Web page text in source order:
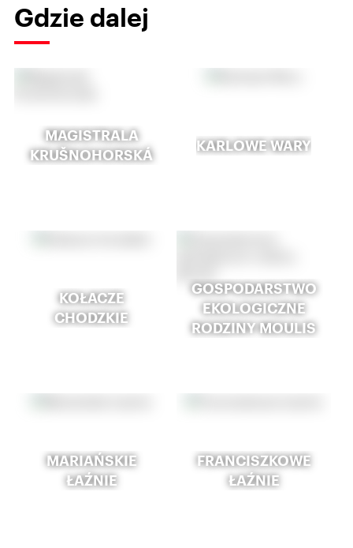
Gdzie dalej
MAGISTRALA
KRUŠNOHORSKÁ
KARLOWE WARY
KOŁACZE
CHODZKIE
GOSPODARSTWO
EKOLOGICZNE
RODZINY MOULIS
MARIAŃSKIE
ŁAŹNIE
FRANCISZKOWE
ŁAŹNIE